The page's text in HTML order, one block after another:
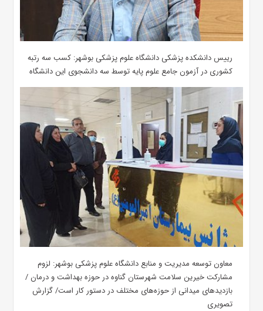
رییس دانشکده پزشکی دانشگاه علوم پزشکی بوشهر: کسب سه رتبه
کشوری در آزمون جامع علوم پایه توسط سه دانشجوی این دانشگاه
معاون توسعه مدیریت و منابع دانشگاه علوم پزشکی بوشهر: لزوم
مشارکت خیرین سلامت شهرستان گناوه در حوزه بهداشت و درمان /
بازدیدهای میدانی از حوزه‌های مختلف در دستور کار است/ گزارش
تصویری